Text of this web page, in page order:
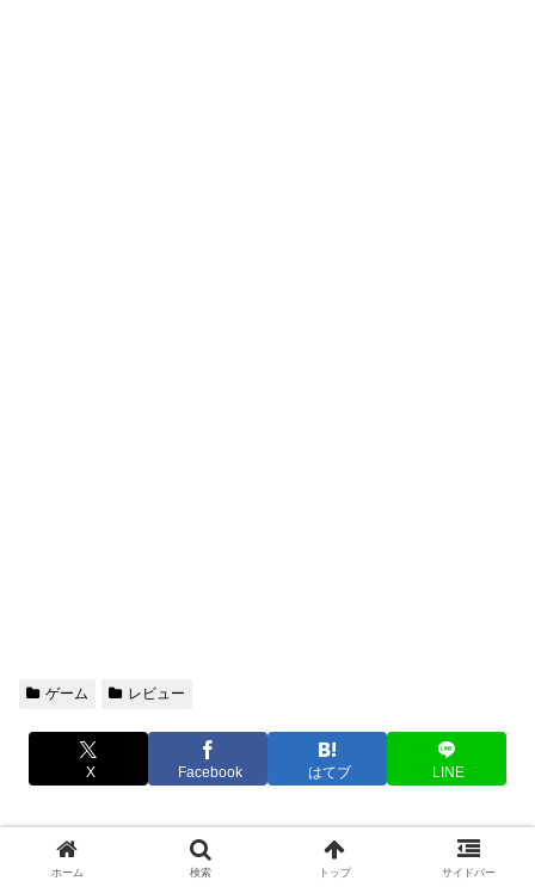
ゲーム レビュー
X Facebook はてブ LINE
関連記事
ホーム 検索 トップ サイドバー